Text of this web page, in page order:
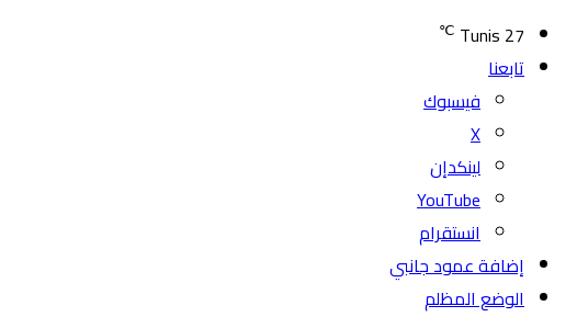
Tunis 27
℃
تابعنا
فيسبوك
‫X
لينكدإن
‫YouTube
انستقرام
إضافة عمود جانبي
الوضع المظلم